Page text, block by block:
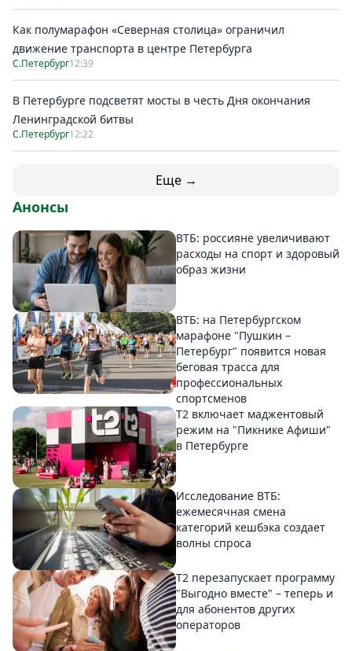
Как полумарафон «Северная столица» ограничил
движение транспорта в центре Петербурга
С.Петербург12:39
В Петербурге подсветят мосты в честь Дня окончания
Ленинградской битвы
С.Петербург12:22
Еще →
Анонсы
ВТБ: россияне увеличивают
расходы на спорт и здоровый
образ жизни
ВТБ: на Петербургском
марафоне "Пушкин –
Петербург" появится новая
беговая трасса для
профессиональных
спортсменов
Т2 включает маджентовый
режим на "Пикнике Афиши"
в Петербурге
Исследование ВТБ:
ежемесячная смена
категорий кешбэка создает
волны спроса
Т2 перезапускает программу
"Выгодно вместе" – теперь и
для абонентов других
операторов